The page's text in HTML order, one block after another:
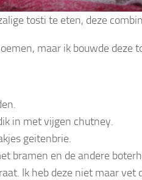
tosti te eten, deze
maar ik bouwde deze
in met vijgen chutney.
geitenbrie.
bramen en de andere
Ik heb deze niet maar vet